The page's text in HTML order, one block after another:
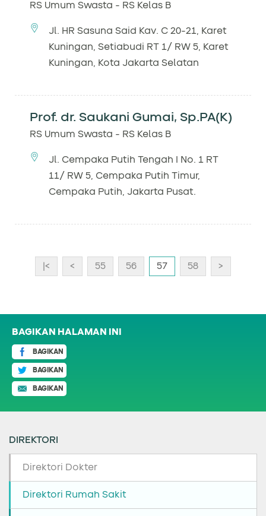
RS Umum Swasta - RS Kelas B
Jl. HR Sasuna Said Kav. C 20-21, Karet
Kuningan, Setiabudi RT 1/ RW 5, Karet
Kuningan, Kota Jakarta Selatan
Prof. dr. Saukani Gumai, Sp.PA(K)
RS Umum Swasta - RS Kelas B
Jl. Cempaka Putih Tengah I No. 1 RT
11/ RW 5, Cempaka Putih Timur,
Cempaka Putih, Jakarta Pusat.
|< < 55 56 57 58 >
BAGIKAN HALAMAN INI
BAGIKAN
BAGIKAN
BAGIKAN
DIREKTORI
Direktori Dokter
Direktori Rumah Sakit